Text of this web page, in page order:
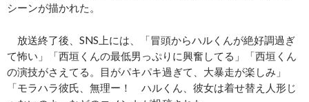
シーンが描かれた。
放送終了後、SNS上には、「冒頭からハルくんが絶好調過ぎ
て怖い」「西垣くんの最低男っぷりに興奮してる」「西垣くん
の演技がさえてる。目がパキパキ過ぎて、大暴走が楽しみ」
「モラハラ彼氏、無理ー！ ハルくん、彼女は着せ替え人形じ